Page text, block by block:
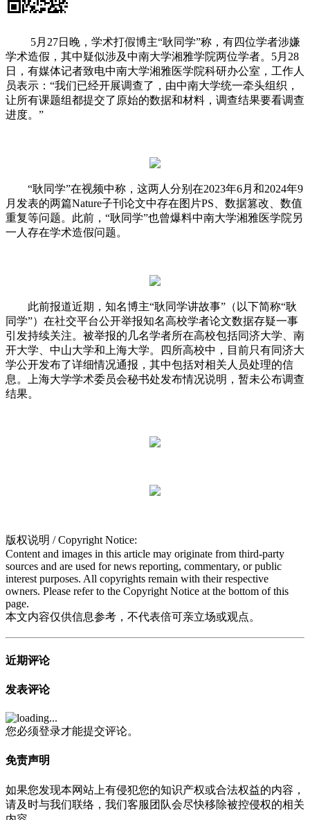
5月27日晚，学术打假博主“耿同学”称，有四位学者涉嫌
学术造假，其中疑似涉及中南大学湘雅学院两位学者。5月28
日，有媒体记者致电中南大学湘雅医学院科研办公室，工作人
员表示：“我们已经开展调查了，由中南大学统一牵头组织，
让所有课题组都提交了原始的数据和材料，调查结果要看调查
进度。”
“耿同学”在视频中称，这两人分别在2023年6月和2024年9
月发表的两篇Nature子刊论文中存在图片PS、数据篡改、数值
重复等问题。此前，“耿同学”也曾爆料中南大学湘雅医学院另
一人存在学术造假问题。
此前报道近期，知名博主“耿同学讲故事”（以下简称“耿
同学”）在社交平台公开举报知名高校学者论文数据存疑一事
引发持续关注。被举报的几名学者所在高校包括同济大学、南
开大学、中山大学和上海大学。四所高校中，目前只有同济大
学公开发布了详细情况通报，其中包括对相关人员处理的信
息。上海大学学术委员会秘书处发布情况说明，暂未公布调查
结果。
版权说明 / Copyright Notice:
Content and images in this article may originate from third-party
sources and are used for news reporting, commentary, or public
interest purposes. All copyrights remain with their respective
owners. Please refer to the Copyright Notice at the bottom of this
page.
本文内容仅供信息参考，不代表倍可亲立场或观点。
近期评论
发表评论
您必须登录才能提交评论。
免责声明
如果您发现本网站上有侵犯您的知识产权或合法权益的内容，
请及时与我们联络，我们客服团队会尽快移除被控侵权的相关